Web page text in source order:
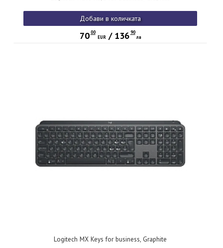
Добави в количката
70 00
EUR/ 136 90
лв
Logitech MX Keys for business, Graphite